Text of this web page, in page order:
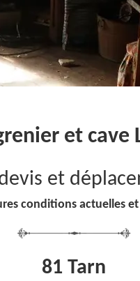
et cave
et
conditions actuelles
81 Tarn